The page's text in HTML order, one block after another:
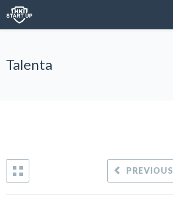
Talenta
PREVIOUS